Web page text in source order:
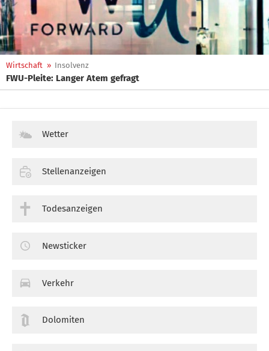
Wirtschaft » Insolvenz
FWU-Pleite: Langer Atem gefragt
Wetter
Stellenanzeigen
Todesanzeigen
Newsticker
Verkehr
Dolomiten